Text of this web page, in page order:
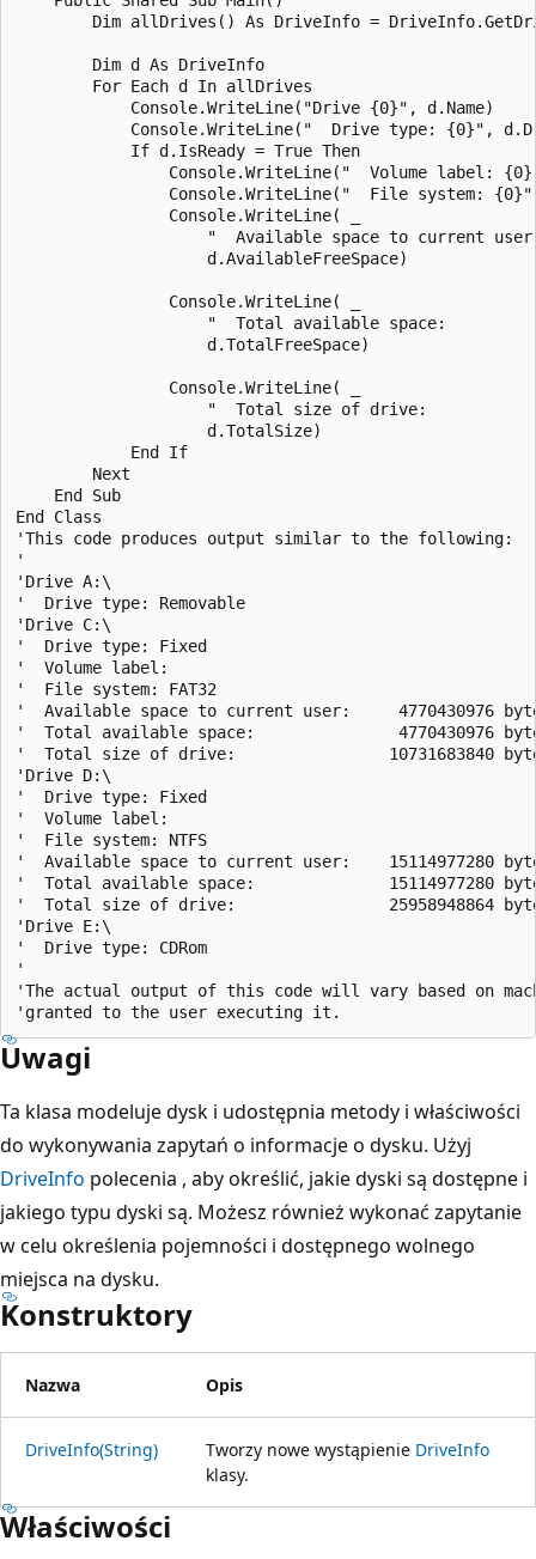
Dim allDrives() As DriveInfo =
        Dim d As DriveInfo
        For Each d In allDrives
            Console.WriteLine("Drive {0}", d.Name)
Console.WriteLine("  Drive type: {0}",
            If d.IsReady = True Then
Console.WriteLine("  Volume label:
Console.WriteLine("  File system:
                Console.WriteLine( _
"  Available space to current
                    d.AvailableFreeSpace)
                Console.WriteLine( _
"  Total available space:
                    d.TotalFreeSpace)
                Console.WriteLine( _
"  Total size of drive:
                    d.TotalSize)
            End If
        Next
    End Sub
End Class
'This code produces output similar to the following:
'
'Drive A:\
'  Drive type: Removable
'Drive C:\
'  Drive type: Fixed
'  Volume label:
'  File system: FAT32
'  Available space to current user:     4770430976
'  Total available space:               4770430976
'  Total size of drive:                10731683840
'Drive D:\
'  Drive type: Fixed
'  Volume label:
'  File system: NTFS
'  Available space to current user:    15114977280
'  Total available space:              15114977280
'  Total size of drive:                25958948864
'Drive E:\
'  Drive type: CDRom
'
'The actual output of this code will vary based on
Uwagi
Ta klasa modeluje dysk i udostępnia metody i właściwości
do wykonywania zapytań o informacje o dysku. Użyj
DriveInfo polecenia , aby określić, jakie dyski są dostępne i
jakiego typu dyski są. Możesz również wykonać zapytanie
w celu określenia pojemności i dostępnego wolnego
miejsca na dysku.
Konstruktory
Nazwa Opis
DriveInfo(String) Tworzy nowe wystąpienie DriveInfo
klasy.
Właściwości